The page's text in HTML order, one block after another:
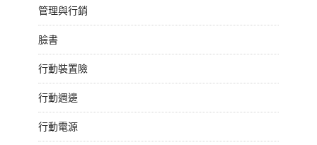
管理與行銷
臉書
行動裝置險
行動週邊
行動電源